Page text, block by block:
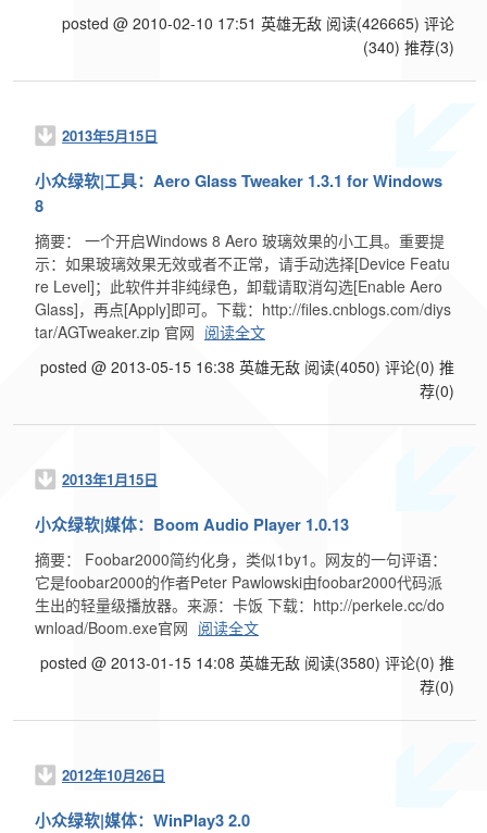
posted @ 2010-02-10 17:51 英雄无敌 阅读(426665) 评论
(340) 推荐(3)
2013年5月15日
小众绿软|工具：Aero Glass Tweaker 1.3.1 for Windows
8
摘要： 一个开启Windows 8 Aero 玻璃效果的小工具。重要提
示：如果玻璃效果无效或者不正常，请手动选择[Device Featu
re Level]；此软件并非纯绿色，卸载请取消勾选[Enable Aero
Glass]，再点[Apply]即可。下载：http://files.cnblogs.com/diys
tar/AGTweaker.zip 官网 阅读全文
posted @ 2013-05-15 16:38 英雄无敌 阅读(4050) 评论(0) 推
荐(0)
2013年1月15日
小众绿软|媒体：Boom Audio Player 1.0.13
摘要： Foobar2000简约化身，类似1by1。网友的一句评语：
它是foobar2000的作者Peter Pawlowski由foobar2000代码派
生出的轻量级播放器。来源：卡饭 下载：http://perkele.cc/do
wnload/Boom.exe官网 阅读全文
posted @ 2013-01-15 14:08 英雄无敌 阅读(3580) 评论(0) 推
荐(0)
2012年10月26日
小众绿软|媒体：WinPlay3 2.0